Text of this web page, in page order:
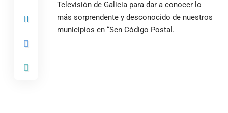
Televisión de Galicia para dar a conocer lo
más sorprendente y desconocido de nuestros
municipios en “Sen Código Postal.